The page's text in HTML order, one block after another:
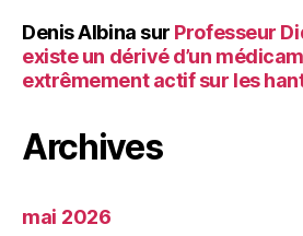
Denis Albina sur Professeur
existe un dérivé d’un
extrêmement actif sur les
Archives
mai 2026